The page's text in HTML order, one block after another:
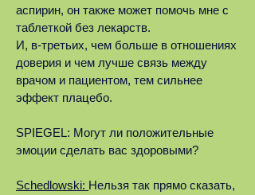
аспирин, он также может помочь мне с
таблеткой без лекарств.
И, в-третьих, чем больше в отношениях
доверия и чем лучше связь между
врачом и пациентом, тем сильнее
эффект плацебо.
SPIEGEL: Могут ли положительные
эмоции сделать вас здоровыми?
Schedlowski: Нельзя так прямо сказать,